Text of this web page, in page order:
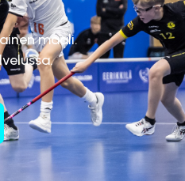
maali.